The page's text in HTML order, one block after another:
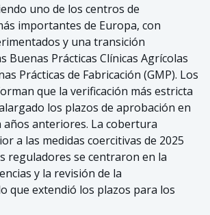
uno de los centros de
importantes de Europa, con
y una transición
Buenas Prácticas Clínicas Agrícolas
Prácticas de Fabricación (GMP). Los
que la verificación más estricta
los plazos de aprobación en
años anteriores. La cobertura
a las medidas coercitivas de 2025
reguladores se centraron en la
y la revisión de la
que extendió los plazos para los